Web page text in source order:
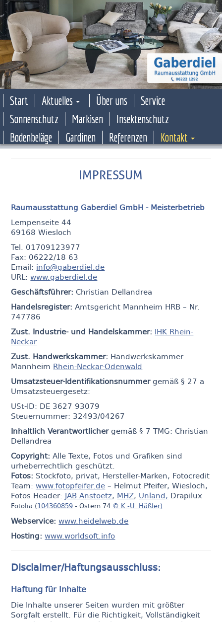
Start Aktuelles Über uns
Service
Sonnenschutz
Markisen
Insektenschutz
Bodenbeläge
Gardinen Referenzen Kontakt
IMPRESSUM
Raumausstattung Gaberdiel GmbH - Meisterbetrieb
Lempenseite 44
69168 Wiesloch
Tel. 01709123977
Fax: 06222/18 63
Email: info@gaberdiel.de
URL:www.gaberdiel.de
Geschäftsführer: Christian Dellandrea
Handelsregister: Amtsgericht Mannheim HRB – Nr.
747786
Zust. Industrie- und Handelskammer: IHK Rhein-
Neckar
Zust. Handwerkskammer: Handwerkskammer
Mannheim Rhein-Neckar-Odenwald
Umsatzsteuer-Identifikationsnummergemäß§ 27 a
Umsatzsteuergesetz:
USt-ID: DE 3627 93079
Steuernummer: 32493/04267
Inhaltlich Verantwortlichergemäß§ 7 TMG: Christian
Dellandrea
Copyright: Alle Texte, Fotos und Grafiken sind
urheberrechtlich geschützt.
Fotos: Stockfoto, privat, Hersteller-Marken, Fotocredit
Team:www.fotopfeifer.de – Helmut Pfeifer, Wiesloch,
Fotos Header: JAB Anstoetz, MHZ, Unland, Drapilux
Fotolia (104360859 -Ostern 74 © K.-U. Häßler)
Webservice: www.heidelweb.de
Hosting:www.worldsoft.info
Disclaimer/Haftungsausschluss:
Haftung für Inhalte
Die Inhalte unserer Seiten wurden mit größter
Sorgfalt erstellt. Für die Richtigkeit, Vollständigkeit